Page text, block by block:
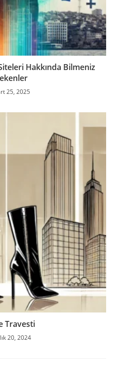
Hakkında Bilmeniz
25, 2025
Travesti
20, 2024